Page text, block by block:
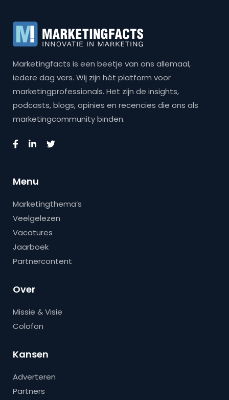
Marketingfacts is een beetje van ons allemaal,
iedere dag vers. Wij zijn hét platform voor
marketingprofessionals. Het zijn de insights,
podcasts, blogs, opinies en recencies die ons als
marketingcommunity binden.
Menu
Marketingthema’s
Veelgelezen
Vacatures
Jaarboek
Partnercontent
Over
Missie & Visie
Colofon
Kansen
Adverteren
Partners